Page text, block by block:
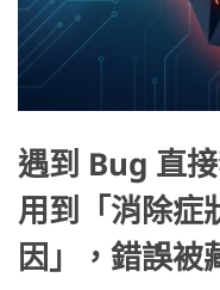
遇到 Bug 直
用到「消除症
因」，錯誤被